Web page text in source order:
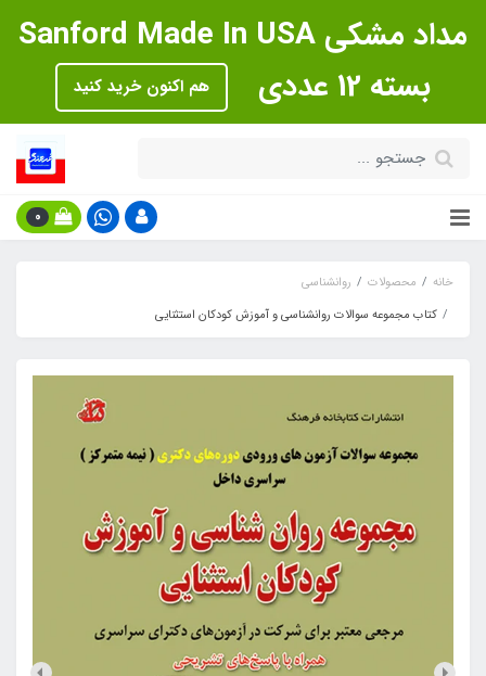
مداد مشکی Sanford Made In USA
بسته 12 عددی
هم اکنون خرید کنید
0
خانه محصولات
روانشناسی
کتاب مجموعه سوالات روانشناسی و آموزش کودکان استثنایی